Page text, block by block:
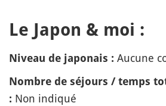
Le Japon & moi :
Niveau de japonais : Aucune
Nombre de séjours / temps
: Non indiqué